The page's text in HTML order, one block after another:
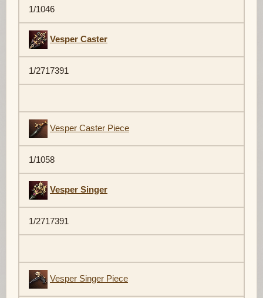
1/1046
Vesper Caster
1/2717391
Vesper Caster Piece
1/1058
Vesper Singer
1/2717391
Vesper Singer Piece